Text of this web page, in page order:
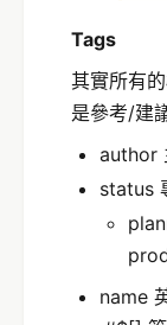
Tags
其實所有
是參考/建
author
status
name